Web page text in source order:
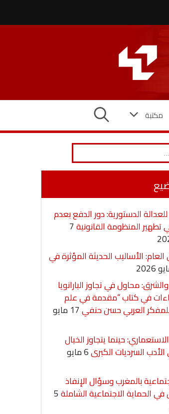
مكتبة
الدستورية: دور الدفع بعدم
تطهير المنظومة القانونية7
العام: الأساليب الحديثة المؤثرة في
محاول في تجاوز البارانويا
في كتاب “مقدمة في علم
العربي حسن حنفي 17 مايو
حينما يتجاوز الخيال
السرديات الكبرى 6 مايو
بالمغرب وسؤال الإنفاذ
الحماية الاجتماعية الشاملة5